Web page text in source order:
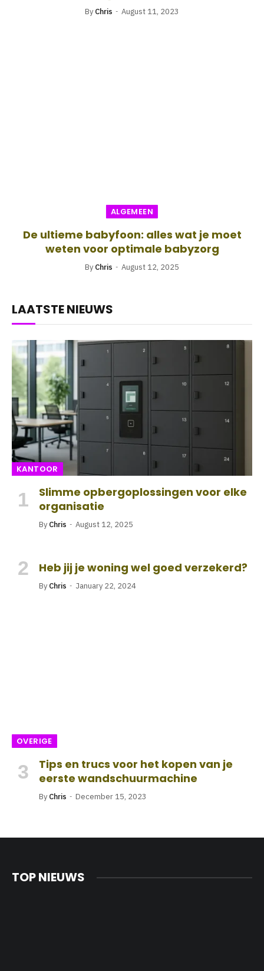
By Chris August 11, 2023
ALGEMEEN
De ultieme babyfoon: alles wat je moet
weten voor optimale babyzorg
By Chris August 12, 2025
LAATSTE NIEUWS
KANTOOR
Slimme opbergoplossingen voor elke
organisatie
By Chris August 12, 2025
Heb jij je woning wel goed verzekerd?
By Chris January 22, 2024
OVERIGE
Tips en trucs voor het kopen van je
eerste wandschuurmachine
By Chris December 15, 2023
TOP NIEUWS